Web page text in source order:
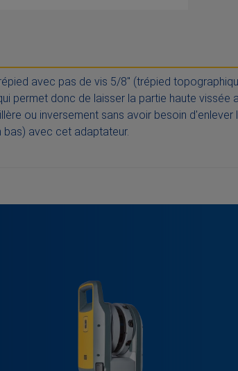
avec pas de vis 5/8'' (trépied
permet donc de laisser la partie haute vissée
ou inversement sans avoir besoin d'enlever
bas) avec cet adaptateur.